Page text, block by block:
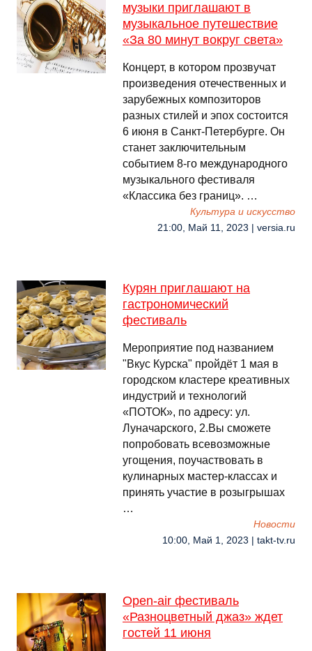
музыки приглашают в
музыкальное путешествие
«За 80 минут вокруг света»
Концерт, в котором прозвучат
произведения отечественных и
зарубежных композиторов
разных стилей и эпох состоится
6 июня в Санкт-Петербурге. Он
станет заключительным
событием 8-го международного
музыкального фестиваля
«Классика без границ». …
Культура и искусство
21:00, Май 11, 2023 | versia.ru
Курян приглашают на
гастрономический
фестиваль
Мероприятие под названием
"Вкус Курска" пройдёт 1 мая в
городском кластере креативных
индустрий и технологий
«ПОТОК», по адресу: ул.
Луначарского, 2.Вы сможете
попробовать всевозможные
угощения, поучаствовать в
кулинарных мастер-классах и
принять участие в розыгрышах
…
Новости
10:00, Май 1, 2023 | takt-tv.ru
Open-air фестиваль
«Разноцветный джаз» ждет
гостей 11 июня